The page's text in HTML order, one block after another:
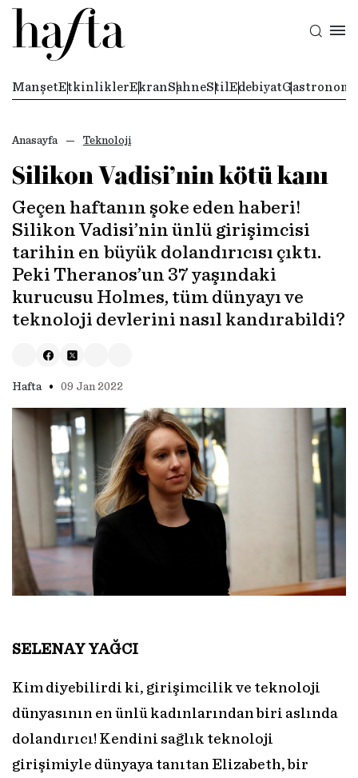
ManşetEtkinliklerEkranSahneStil EdebiyatGastronomi
Anasayfa Teknoloji
Silikon Vadisi’nin kötü kanı
Geçen haftanın şoke eden haberi!
Silikon Vadisi’nin ünlü girişimcisi
tarihin en büyük dolandırıcısı çıktı.
Peki Theranos’un 37 yaşındaki
kurucusu Holmes, tüm dünyayı ve
teknoloji devlerini nasıl kandırabildi?
Hafta • 09 Jan 2022
SELENAY YAĞCI
Kim diyebilirdi ki, girişimcilik ve teknoloji
dünyasının en ünlü kadınlarından biri aslında
dolandırıcı! Kendini sağlık teknoloji
girişimiyle dünyaya tanıtan Elizabeth, bir